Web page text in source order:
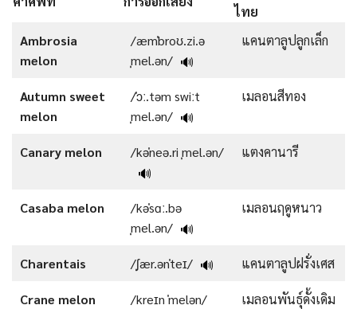
ไทย
Ambrosia
melon
/æmˈbroʊ.zi.ə
ˌmel.ən/ 🔊
แคนตาลูปลูกเล็ก
Autumn sweet
melon
/ˈɔː.təm swiːt
ˌmel.ən/ 🔊
เมลอนสีทอง
Canary melon
/kəˈneə.ri ˌmel.ən/
🔊
แตงคานารี
Casaba melon
/kəˈsɑː.bə
ˌmel.ən/ 🔊
เมลอนฤดูหนาว
Charentais /ˌʃær.ənˈteɪ/ 🔊 แคนตาลูปฝรั่งเศส
Crane melon
/kreɪn ˈmelən/
เมลอนพันธุ์ดั้งเดิม